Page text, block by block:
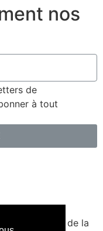
nos
de
à tout
par Presse de la